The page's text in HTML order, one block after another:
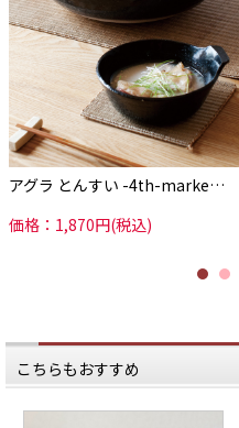
アグラ とんすい -4th-marke…
価格：1,870円(税込)
こちらもおすすめ